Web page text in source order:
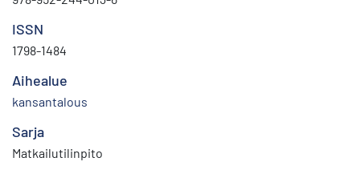
ISSN
1798-1484
Aihealue
kansantalous
Sarja
Matkailutilinpito